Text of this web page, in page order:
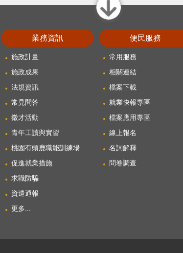
業務資訊
施政計畫
施政成果
法規資訊
常見問答
徵才活動
青年工讀與實習
桃園有頭鹿職能訓練場
促進就業措施
求職防騙
資遣通報
更多...
便民服務
常用服務
相關連結
檔案下載
就業快報專區
檔案應用專區
線上報名
名詞解釋
問卷調查